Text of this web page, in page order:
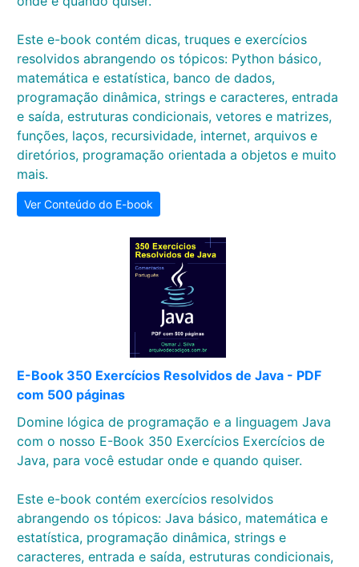
Este e-book contém dicas, truques e exercícios
resolvidos abrangendo os tópicos: Python básico,
matemática e estatística, banco de dados,
programação dinâmica, strings e caracteres, entrada
e saída, estruturas condicionais, vetores e matrizes,
funções, laços, recursividade, internet, arquivos e
diretórios, programação orientada a objetos e muito
mais.
Ver Conteúdo do E-book
E-Book 350 Exercícios Resolvidos de Java - PDF
com 500 páginas
Domine lógica de programação e a linguagem Java
com o nosso E-Book 350 Exercícios Exercícios de
Java, para você estudar onde e quando quiser.
Este e-book contém exercícios resolvidos
abrangendo os tópicos: Java básico, matemática e
estatística, programação dinâmica, strings e
caracteres, entrada e saída, estruturas condicionais,